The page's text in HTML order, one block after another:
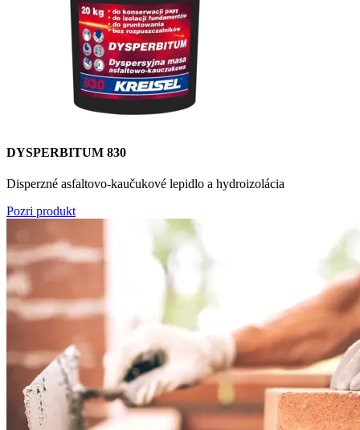
DYSPERBITUM 830
Disperzné asfaltovo-kaučukové lepidlo a hydroizolácia
Pozri produkt